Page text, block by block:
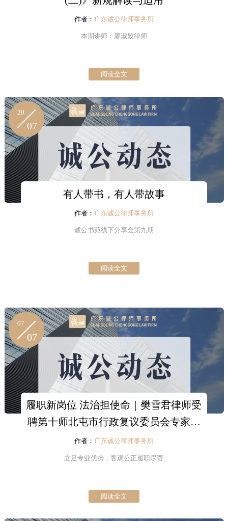
作者： 广东诚公律师事务所
本期讲师：廖淑姣律师
阅读全文
20
07
有人带书，有人带故事
作者： 广东诚公律师事务所
诚公书苑线下分享会第九期
阅读全文
07
07
履职新岗位 法治担使命｜樊雪君律师受
聘第十师北屯市行政复议委员会专家委
员
作者： 广东诚公律师事务所
立足专业优势，客观公正履职尽责
阅读全文